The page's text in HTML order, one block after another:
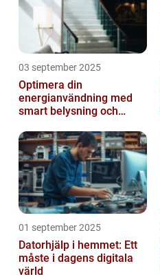
03 september 2025
Optimera din
energianvändning med
smart belysning och
01 september 2025
Datorhjälp i hemmet: Ett
måste i dagens digitala
värld